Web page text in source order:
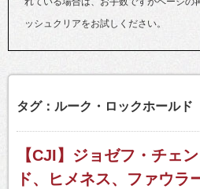
ッシュクリアをお試しください。
タグ：ルーク・ロックホールド
【CJI】ジョゼフ・チェ
ド、ヒメネス、ファウラ